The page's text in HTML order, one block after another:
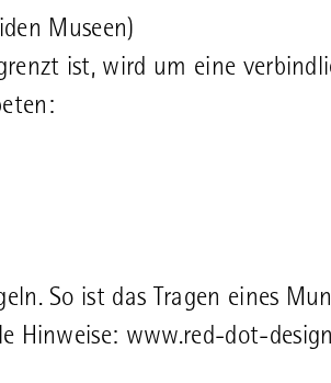
Museen)
ist, wird um eine
So ist das Tragen eines
Hinweise: www.red-dot-